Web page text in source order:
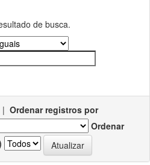
de busca.
| Ordenar registros por
Ordenar